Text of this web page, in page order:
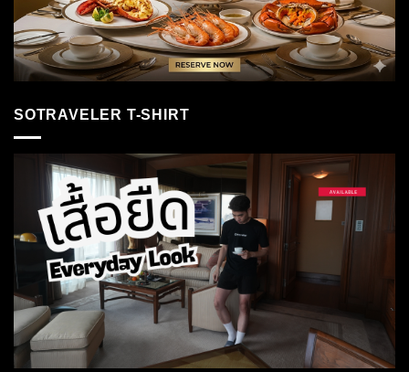
SOTRAVELER T-SHIRT